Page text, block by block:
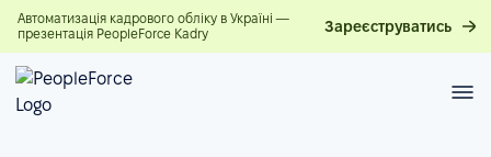
Автоматизація кадрового обліку в Україні —
презентація PeopleForce Kadry
Зареєструватись